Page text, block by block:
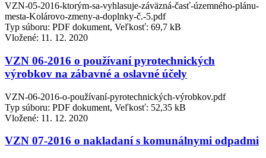
VZN-05-2016-ktorým-sa-vyhlasuje-záväzná-časť-územného-plánu-
mesta-Kolárovo-zmeny-a-doplnky-č.-5.pdf
Typ súboru: PDF dokument, Veľkosť: 69,7 kB
Vložené: 11. 12. 2020
VZN 06-2016 o používaní pyrotechnických
výrobkov na zábavné a oslavné účely
VZN-06-2016-o-používaní-pyrotechnických-výrobkov.pdf
Typ súboru: PDF dokument, Veľkosť: 52,35 kB
Vložené: 11. 12. 2020
VZN 07-2016 o nakladaní s komunálnymi odpadmi